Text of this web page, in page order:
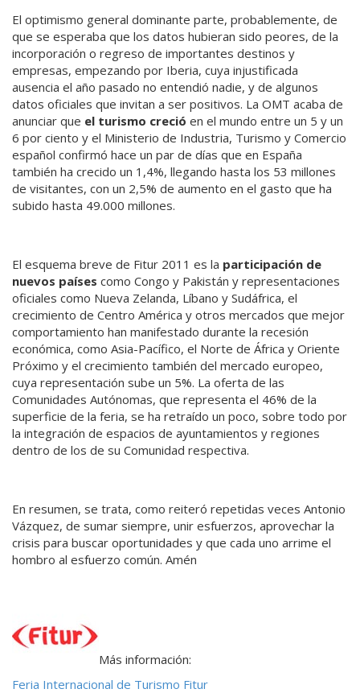
El optimismo general dominante parte, probablemente, de
que se esperaba que los datos hubieran sido peores, de la
incorporación o regreso de importantes destinos y
empresas, empezando por Iberia, cuya injustificada
ausencia el año pasado no entendió nadie, y de algunos
datos oficiales que invitan a ser positivos. La OMT acaba de
anunciar que el turismo creció en el mundo entre un 5 y un
6 por ciento y el Ministerio de Industria, Turismo y Comercio
español confirmó hace un par de días que en España
también ha crecido un 1,4%, llegando hasta los 53 millones
de visitantes, con un 2,5% de aumento en el gasto que ha
subido hasta 49.000 millones.
El esquema breve de Fitur 2011 es la participación de
nuevos países como Congo y Pakistán y representaciones
oficiales como Nueva Zelanda, Líbano y Sudáfrica, el
crecimiento de Centro América y otros mercados que mejor
comportamiento han manifestado durante la recesión
económica, como Asia-Pacífico, el Norte de África y Oriente
Próximo y el crecimiento también del mercado europeo,
cuya representación sube un 5%. La oferta de las
Comunidades Autónomas, que representa el 46% de la
superficie de la feria, se ha retraído un poco, sobre todo por
la integración de espacios de ayuntamientos y regiones
dentro de los de su Comunidad respectiva.
En resumen, se trata, como reiteró repetidas veces Antonio
Vázquez, de sumar siempre, unir esfuerzos, aprovechar la
crisis para buscar oportunidades y que cada uno arrime el
hombro al esfuerzo común. Amén
Más información:
Feria Internacional de Turismo Fitur